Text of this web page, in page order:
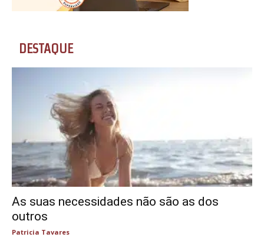
DESTAQUE
As suas necessidades não são as dos
outros
Patricia Tavares